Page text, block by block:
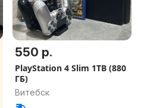
550 р.
PlayStation 4 Slim 1TB (880
ГБ)
Витебск